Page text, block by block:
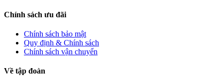
Chính sách ưu đãi
Chính sách bảo mật
Quy định & Chính sách
Chính sách vận chuyển
Về tập đoàn